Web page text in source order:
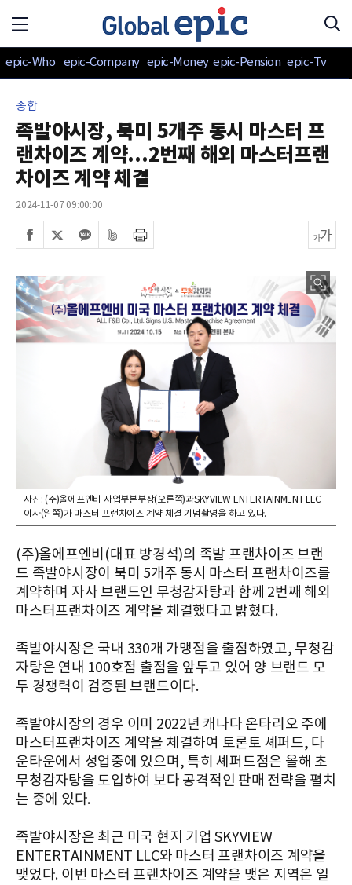
epic-Who epic-Company epic-Money epic-Pension epic-Tv
종합
족발야시장, 북미 5개주 동시 마스터 프
랜차이즈 계약...2번째 해외 마스터프랜
차이즈 계약 체결
2024-11-07 09:00:00
사진: (주)올에프엔비 사업부본부장(오른쪽)과SKYVIEW ENTERTAINMENT LLC
이사(왼쪽)가 마스터 프랜차이즈 계약 체결 기념촬영을 하고 있다.
(주)올에프엔비(대표 방경석)의 족발 프랜차이즈 브랜
드 족발야시장이 북미 5개주 동시 마스터 프랜차이즈를
계약하며 자사 브랜드인 무청감자탕과 함께 2번째 해외
마스터프랜차이즈 계약을 체결했다고 밝혔다.
족발야시장은 국내 330개 가맹점을 출점하였고, 무청감
자탕은 연내 100호점 출점을 앞두고 있어 양 브랜드 모
두 경쟁력이 검증된 브랜드이다.
족발야시장의 경우 이미 2022년 캐나다 온타리오 주에
마스터프랜차이즈 계약을 체결하여 토론토 셰퍼드, 다
운타운에서 성업중에 있으며, 특히 셰퍼드점은 올해 초
무청감자탕을 도입하여 보다 공격적인 판매 전략을 펼치
는 중에 있다.
족발야시장은 최근 미국 현지 기업 SKYVIEW
ENTERTAINMENT LLC와 마스터 프랜차이즈 계약을
맺었다. 이번 마스터 프랜차이즈 계약을 맺은 지역은 일